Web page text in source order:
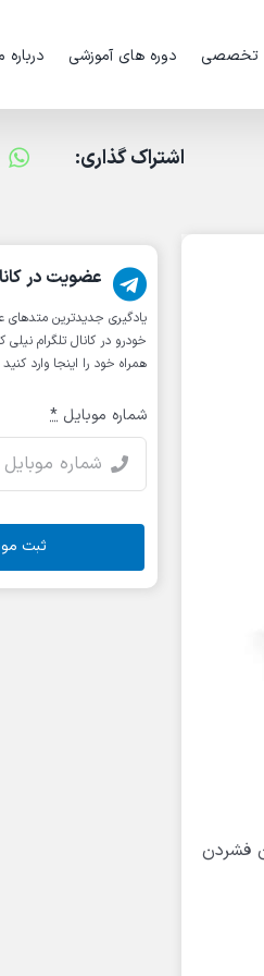
تخصصی دوره های آموزشی درباره
اشتراک گذاری:
فشردن
عضویت در
یادگیری جدیدترین متد‌های
خودرو در کانال تلگرام نیلی
همراه خود را اینجا وارد کنید
شماره موبایل *
ثبت